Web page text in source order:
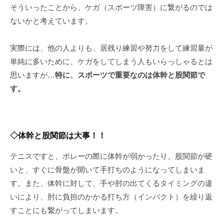
そういったことから、ケガ（ スポーツ障害）に繋がるのでは
ないかと考えています。
実際には、他の人よりも、居残り練習や努力をして練習量が
単純に多いために、ケガをしてしまう人もいらっしゃるとは
思いますが…特に、スポーツで重要なのは体幹と股関節で
す。
◇体幹と股関節は大事！！
テニスですと、ボレーの際に体幹が弱かったり、股関節が硬
いと、すぐに骨盤が開いて手打ちのようになってしまいま
す。また、体幹に対して、手や肘の出てくるタイミングの違
いにより、肘に負担のかかる打ち方（インパクト）を繰り返
すことにも繋がってしまいます。